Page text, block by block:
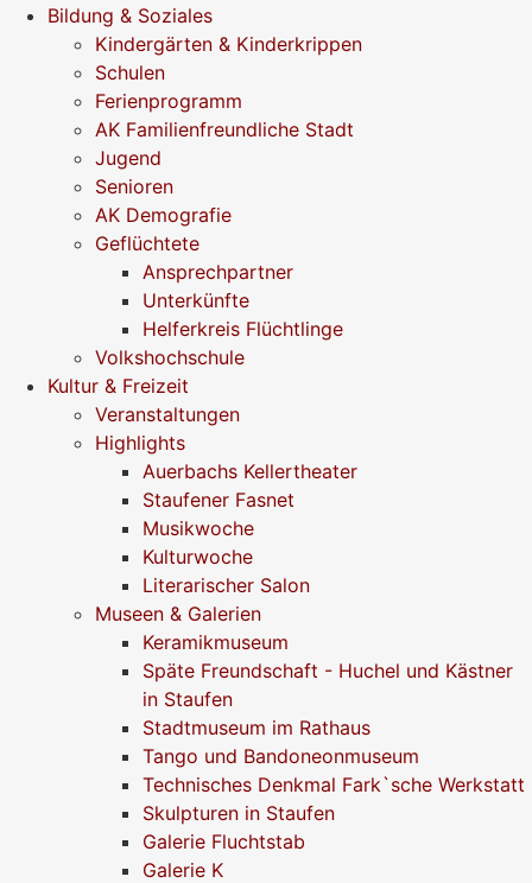
Bildung & Soziales
Kindergärten & Kinderkrippen
Schulen
Ferienprogramm
AK Familienfreundliche Stadt
Jugend
Senioren
AK Demografie
Geflüchtete
Ansprechpartner
Unterkünfte
Helferkreis Flüchtlinge
Volkshochschule
Kultur & Freizeit
Veranstaltungen
Highlights
Auerbachs Kellertheater
Staufener Fasnet
Musikwoche
Kulturwoche
Literarischer Salon
Museen & Galerien
Keramikmuseum
Späte Freundschaft - Huchel und Kästner
in Staufen
Stadtmuseum im Rathaus
Tango und Bandoneonmuseum
Technisches Denkmal Fark`sche Werkstatt
Skulpturen in Staufen
Galerie Fluchtstab
Galerie K